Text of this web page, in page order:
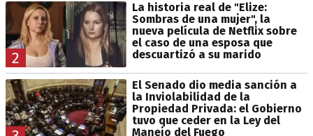
2
La historia real de "Elize:
Sombras de una mujer", la
nueva película de Netflix sobre
el caso de una esposa que
descuartizó a su marido
El Senado dio media sanción a
la Inviolabilidad de la
Propiedad Privada: el Gobierno
tuvo que ceder en la Ley del
Manejo del Fuego